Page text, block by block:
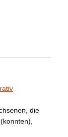
die